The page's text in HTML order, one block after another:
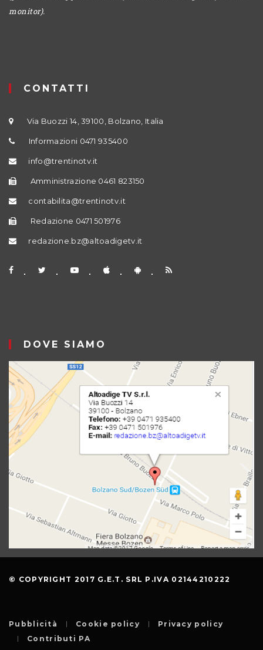
monitor).
CONTATTI
Via Buozzi 14, 39100, Bolzano, Italia
Informazioni 0471 935400
info@trentinotv.it
Amministrazione 0461 823150
contabilita@trentinotv.it
Redazione 0471 501976
redazione.bz@altoadigetv.it
DOVE SIAMO
© COPYRIGHT 2017 G.E.T. SRL P.IVA 02144210222
Pubblicità Cookie policy
Privacy policy
Contributi PA